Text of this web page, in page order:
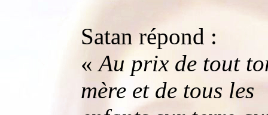
Satan répond :
«Au prix de tout
mère et de tous les